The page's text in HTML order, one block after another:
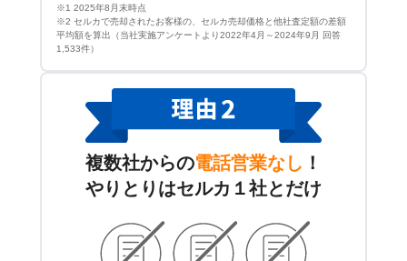
※1 2025年8月末時点
※2 セルカで売却されたお客様の、セルカ売却価格と他社査定額の差額
平均額を算出（当社実施アンケートより2022年4月～2024年9月 回答
1,533件）
複数社からの電話営業なし ！
やりとりはセルカ１社とだけ